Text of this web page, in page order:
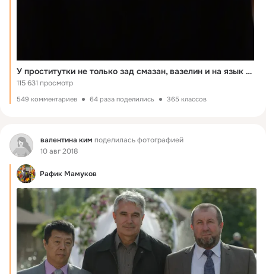
У проститутки не только зад смазан, вазелин и на язык пойдёт
115 631 просмотр
549 комментариев 64 раза поделились 365 классов
Фид валентина ким поделилась фотографией
10 авг 2018
Рафик Мамуков